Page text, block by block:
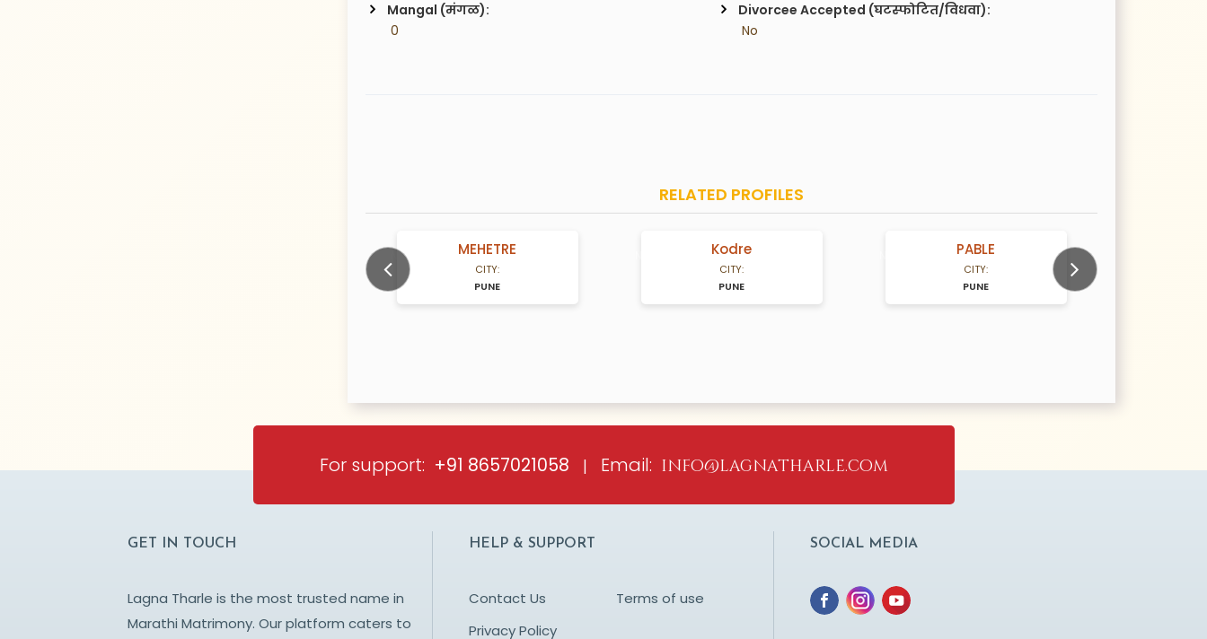
Mangal (मंगळ):
0
Divorcee Accepted (घटस्फोटित/विधवा):
No
RELATED PROFILES
Previous
N/A Years oldMEHETRE
CITY:
PUNE
Kodre
CITY:
PUNE
PABLE
CITY:
PUNE
Next
For support: +91 8657021058 | Email: info@lagnatharle.com
GET IN TOUCH
Lagna Tharle is the most trusted name in
Marathi Matrimony. Our platform caters to
HELP & SUPPORT
Contact Us
Terms of use
Privacy Policy
SOCIAL MEDIA